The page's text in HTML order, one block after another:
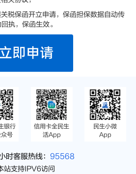
保函开立申请，保函担保数据自动传
执，保函生效。
银行
号
信用卡全民生
活App
民生小微
App
时客服热线： 95568
站支持IPV6访问